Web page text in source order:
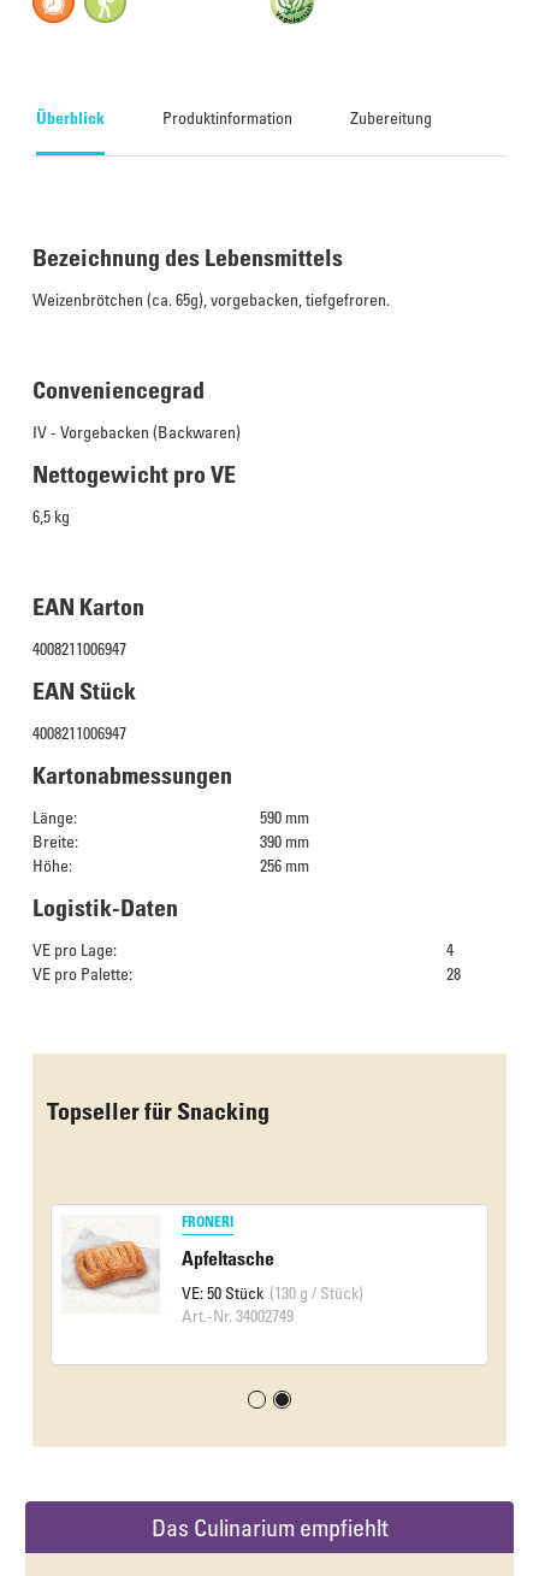
Überblick Produktinformation Zubereitung
Bezeichnung des Lebensmittels
Weizenbrötchen (ca. 65g), vorgebacken, tiefgefroren.
Conveniencegrad
IV - Vorgebacken (Backwaren)
Nettogewicht pro VE
6,5 kg
EAN Karton
4008211006947
EAN Stück
4008211006947
Kartonabmessungen
Länge:
590 mm
Breite:
390 mm
Höhe:
256 mm
Logistik-Daten
VE pro Lage:
4
VE pro Palette:
28
Topseller für Snacking
FRONERI
Apfeltasche
VE: 50 Stück (130 g / Stück)
Art.-Nr. 34002749
Das Culinarium empfiehlt